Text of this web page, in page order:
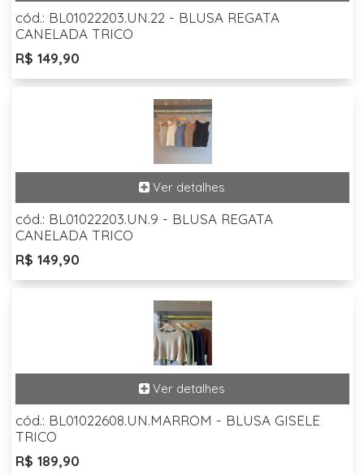
cód.: BL01022203.UN.22 - BLUSA REGATA
CANELADA TRICO
R$ 149,90
cód.: BL01022203.UN.9 - BLUSA REGATA
CANELADA TRICO
R$ 149,90
cód.: BL01022608.UN.MARROM - BLUSA GISELE
TRICO
R$ 189,90